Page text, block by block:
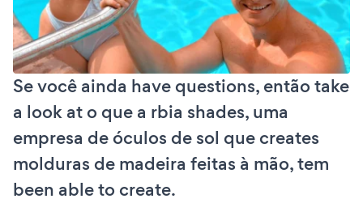
Se você ainda have questions, então take
a look at o que a rbia shades, uma
empresa de óculos de sol que creates
molduras de madeira feitas à mão, tem
been able to create.